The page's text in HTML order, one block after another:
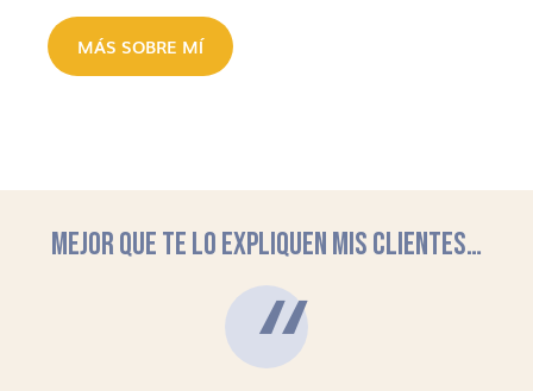
MÁS SOBRE MÍ
MEJOR QUE TE LO EXPLIQUEN MIS CLIENTES…